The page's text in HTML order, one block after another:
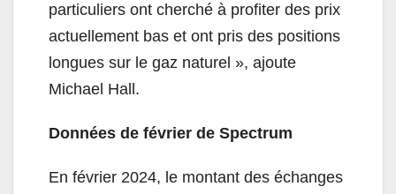
particuliers ont cherché à profiter des prix
actuellement bas et ont pris des positions
longues sur le gaz naturel », ajoute
Michael Hall.
Données de février de Spectrum
En février 2024, le montant des échanges